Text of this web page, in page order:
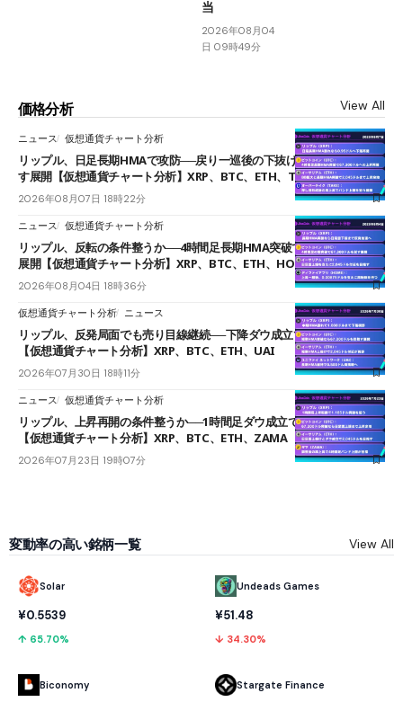
当
2026年08月04
日 09時49分
価格分析 View All
ニュース 仮想通貨チャート分析
リップル、日足長期HMAで攻防──戻り一巡後の下抜けで0.95ドルを試
す展開【仮想通貨チャート分析】XRP、BTC、ETH、TAKE
2026年08月07日 18時22分
ニュース 仮想通貨チャート分析
リップル、反転の条件整うか──4時間足長期HMA突破で雲下端を目指す
展開【仮想通貨チャート分析】XRP、BTC、ETH、HOME
2026年08月04日 18時36分
仮想通貨チャート分析 ニュース
リップル、反発局面でも売り目線継続──下降ダウ成立で下値追う展開
【仮想通貨チャート分析】XRP、BTC、ETH、UAI
2026年07月30日 18時11分
ニュース 仮想通貨チャート分析
リップル、上昇再開の条件整うか──1時間足ダウ成立で1.185ドルを狙う
【仮想通貨チャート分析】XRP、BTC、ETH、ZAMA
2026年07月23日 19時07分
変動率の高い銘柄一覧 View All
Solar
¥0.5539
↑ 65.70%
Biconomy
Undeads Games
¥51.48
↓ 34.30%
Stargate Finance